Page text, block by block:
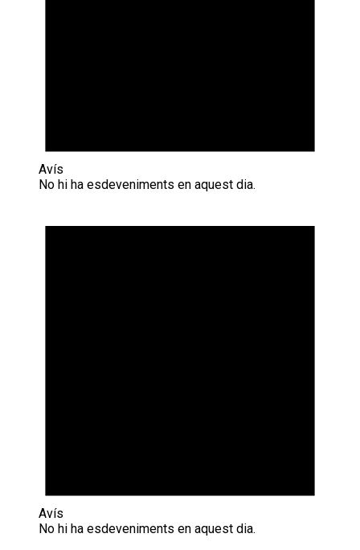
Avís
No hi ha esdeveniments en aquest dia.
Avís
No hi ha esdeveniments en aquest dia.